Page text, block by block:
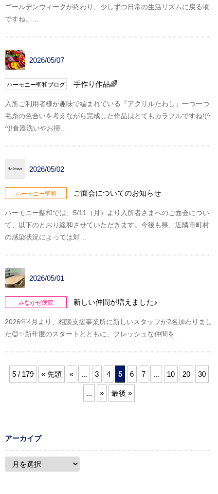
ゴールデンウィークが終わり、少しずつ日常の生活リズムに戻る頃
ですね。…
2026/05/07
ハーモニー聖和ブログ 手作り作品🌈
入所ご利用者様が趣味で編まれている『アクリルたわし』一つ一つ
毛糸の色合いを考えながら完成した作品はとてもカラフルですね!(^
^)!食器洗いやお掃…
2026/05/02
ハーモニー聖和 ご面会についてのお知らせ
ハーモニー聖和では、5/11（月）より入所者さまへのご面会につい
て、以下のとおり緩和させていただきます。今後も県、近隣市町村
の感染状況によっては対…
2026/05/01
みなかぜ病院 新しい仲間が増えました♪
2026年4月より、相談支援事業所に新しいスタッフが2名加わりまし
た😊✨新年度のスタートとともに、フレッシュな仲間を…
5 / 179 « 先頭 « ... 3 4 5 6 7 ... 10 20 30
... » 最後 »
アーカイブ